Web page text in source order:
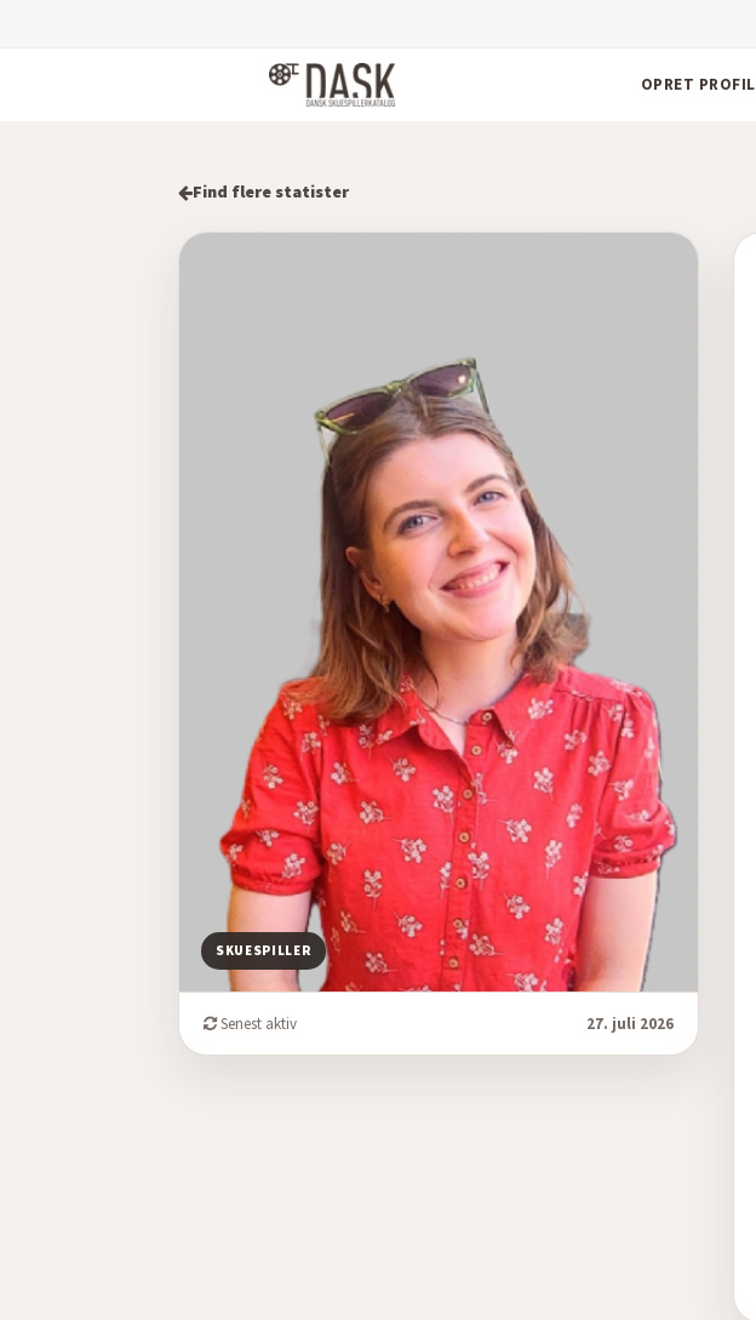
OPRET PROFIL
Find flere statister
SKUESPILLER
Senest aktiv 27. juli 2026